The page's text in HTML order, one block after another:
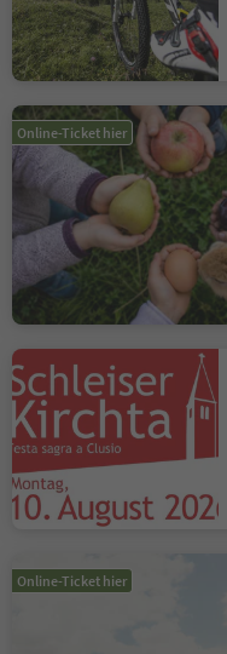
Online-Ticket hier
Online-Ticket hier